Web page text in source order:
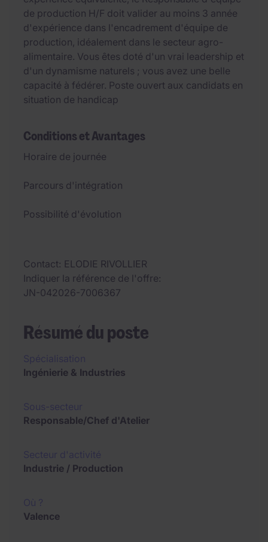
de production H/F doit valider au moins 3 année
d'expérience dans l'encadrement d'équipe de
production, idéalement dans le secteur agro-
alimentaire. Vous êtes doté d'un vrai leadership et
d'un dynamisme naturels ; vous avez une belle
capacité à fédérer. Poste ouvert aux candidats en
situation de handicap
Conditions et Avantages
Horaire de journée
Parcours d'intégration
Possibilité d'évolution
Contact ELODIE RIVOLLIER
Indiquer la référence de l'offre
JN-042026-7006367
Résumé du poste
Ingénierie & Industries
Responsable/Chef d'Atelier
Industrie / Production
Valence